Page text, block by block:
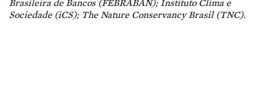
Brasileira de Bancos (FEBRABAN); Instituto Clima e
Sociedade (iCS); The Nature Conservancy Brasil (TNC).